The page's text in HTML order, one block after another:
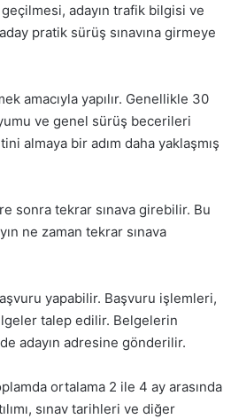
geçilmesi, adayın trafik bilgisi ve
pratik sürüş sınavına girmeye
amacıyla yapılır. Genellikle 30
ve genel sürüş becerileri
almaya bir adım daha yaklaşmış
sonra tekrar sınava girebilir. Bu
ne zaman tekrar sınava
yapabilir. Başvuru işlemleri,
talep edilir. Belgelerin
adayın adresine gönderilir.
ortalama 2 ile 4 ay arasında
sınav tarihleri ve diğer